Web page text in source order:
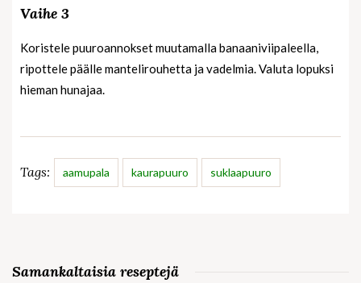
Vaihe 3
Koristele puuroannokset muutamalla banaaniviipaleella,
ripottele päälle mantelirouhetta ja vadelmia. Valuta lopuksi
hieman hunajaa.
Tags: aamupala kaurapuuro suklaapuuro
Samankaltaisia reseptejä